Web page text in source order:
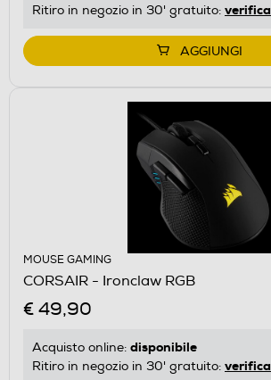
Ritiro in negozio in 30' gratuito: verifica
AGGIUNGI
MOUSE GAMING
CORSAIR - Ironclaw RGB
€ 49,90
Acquisto online: disponibile
Ritiro in negozio in 30' gratuito: verifica